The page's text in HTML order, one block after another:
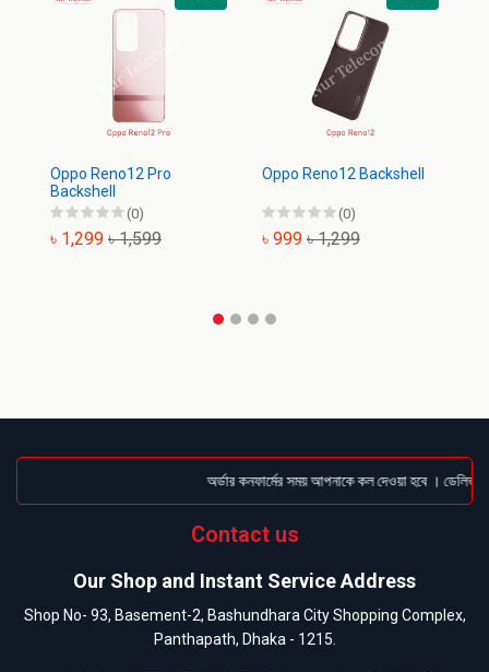
Oppo Reno12 Pro
Backshell
(0)
৳ 1,299 ৳ 1,599
Oppo Reno12 Backshell
(0)
৳ 999 ৳ 1,299
অর্ডার কনফার্মের সময় আপনাকে কল দেওয়া হবে ।
Contact us
Our Shop and Instant Service Address
Shop No- 93, Basement-2, Bashundhara City Shopping Complex,
Panthapath, Dhaka - 1215.